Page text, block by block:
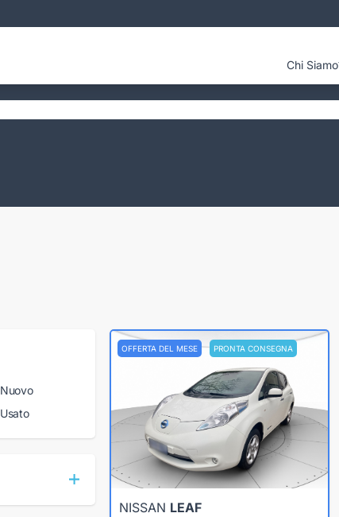
Chi Siamo
Nuovo
Usato
OFFERTA DEL MESE PRONTA CONSEGNA
NISSAN LEAF